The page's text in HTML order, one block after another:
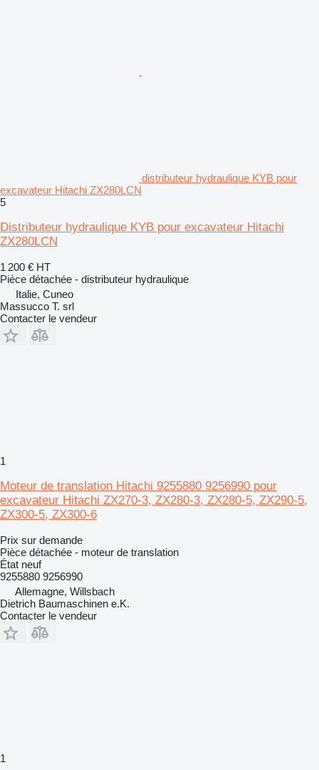
distributeur hydraulique KYB pour
excavateur Hitachi ZX280LCN
5
Distributeur hydraulique KYB pour excavateur Hitachi
ZX280LCN
1 200 € HT
Pièce détachée - distributeur hydraulique
Italie, Cuneo
Massucco T. srl
Contacter le vendeur
1
Moteur de translation Hitachi 9255880 9256990 pour
excavateur Hitachi ZX270-3, ZX280-3, ZX280-5, ZX290-5,
ZX300-5, ZX300-6
Prix sur demande
Pièce détachée - moteur de translation
État neuf
9255880 9256990
Allemagne, Willsbach
Dietrich Baumaschinen e.K.
Contacter le vendeur
1